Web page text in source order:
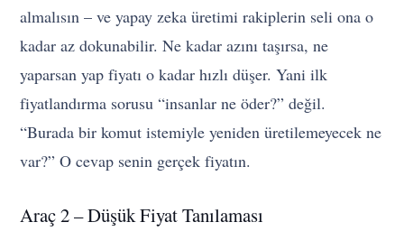
almalısın – ve yapay zeka üretimi rakiplerin seli ona o
kadar az dokunabilir. Ne kadar azını taşırsa, ne
yaparsan yap fiyatı o kadar hızlı düşer. Yani ilk
fiyatlandırma sorusu “insanlar ne öder?” değil.
“Burada bir komut istemiyle yeniden üretilemeyecek ne
var?” O cevap senin gerçek fiyatın.
Araç 2 – Düşük Fiyat Tanılaması